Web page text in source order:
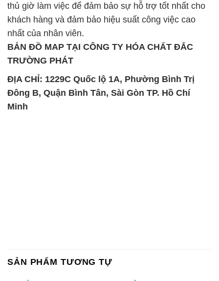
thủ giờ làm việc để đảm bảo sự hỗ trợ tốt nhất cho
khách hàng và đảm bảo hiệu suất công việc cao
nhất của nhân viên.
BẢN ĐỒ MAP TẠI CÔNG TY HÓA CHẤT ĐẮC
TRƯỜNG PHÁT
ĐỊA CHỈ: 1229C Quốc lộ 1A, Phường Bình Trị
Đông B, Quận Bình Tân, Sài Gòn TP. Hồ Chí
Minh
SẢN PHẨM TƯƠNG TỰ